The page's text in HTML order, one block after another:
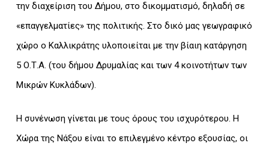
την διαχείριση του Δήμου, στο δικομματισμό, δηλαδή σε
«επαγγελματίες» της πολιτικής. Στο δικό μας γεωγραφικό
χώρο ο Καλλικράτης υλοποιείται με την βίαιη κατάργηση
5 Ο.Τ.Α. (του δήμου Δρυμαλίας και των 4 κοινοτήτων των
Μικρών Κυκλάδων).
Η συνένωση γίνεται με τους όρους του ισχυρότερου. Η
Χώρα της Νάξου είναι το επιλεγμένο κέντρο εξουσίας, οι